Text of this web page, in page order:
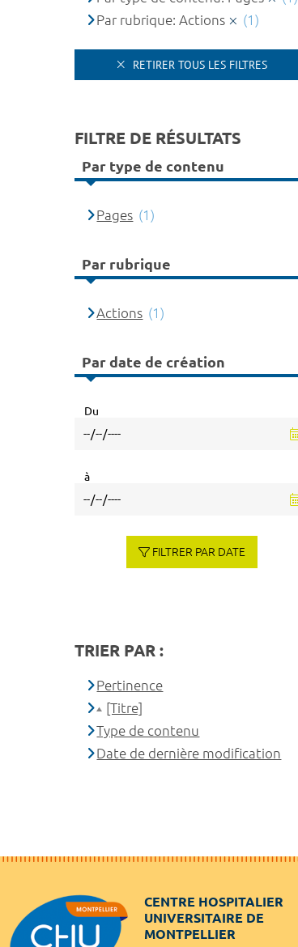
Par rubrique: Actions
(1)
RETIRER TOUS LES FILTRES
FILTRE DE RÉSULTATS
Par type de contenu
Pages (1)
Par rubrique
Actions (1)
Par date de création
Du
à
FILTRER PAR DATE
TRIER PAR :
Pertinence
[Titre]
Type de contenu
Date de dernière modification
CENTRE HOSPITALIER
UNIVERSITAIRE DE
MONTPELLIER